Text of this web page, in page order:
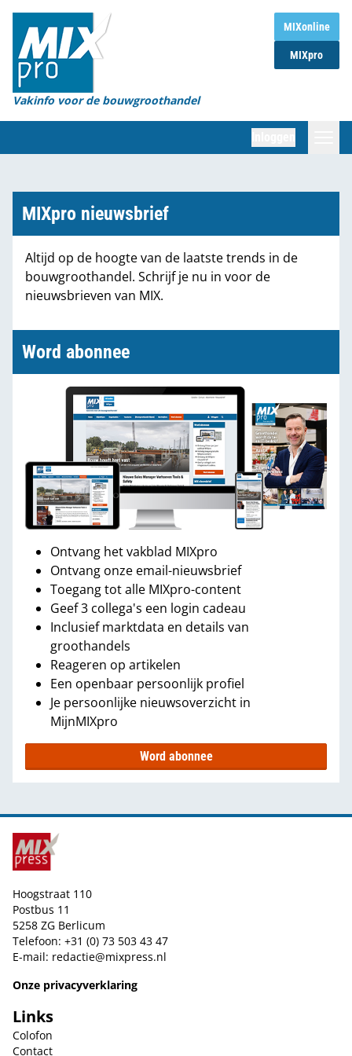
MIXonline
MIXpro
Vakinfo voor de bouwgroothandel
Home
Magazines
Organisaties
Marktcijfers
Partners
MIXpro nieuwsbrief
Altijd op de hoogte van de laatste trends in de
bouwgroothandel. Schrijf je nu in voor de
nieuwsbrieven van MIX.
Word abonnee
Ontvang het vakblad MIXpro
Ontvang onze email-nieuwsbrief
Toegang tot alle MIXpro-content
Geef 3 collega's een login cadeau
Inclusief marktdata en details van
groothandels
Reageren op artikelen
Een openbaar persoonlijk profiel
Je persoonlijke nieuwsoverzicht in
MijnMIXpro
Word abonnee
Hoogstraat 110
Postbus 11
5258 ZG Berlicum
Telefoon: +31 (0) 73 503 43 47
E-mail: redactie@mixpress.nl
Onze privacyverklaring
Links
Colofon
Contact